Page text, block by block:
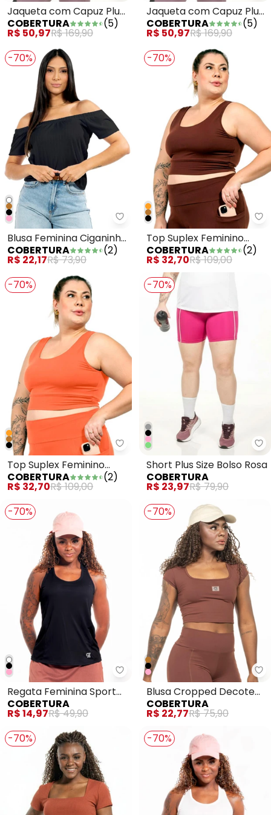
Jaqueta com Capuz Plus
Size Marrom
COBERTURA (5)
R$ 50,97R$ 169,90
Jaqueta com Capuz Plus
Size Rosa
COBERTURA (5)
R$ 50,97R$ 169,90
-70%
Cobertura - Blusa Feminina
Blusa Feminina Ciganinha
Preto
COBERTURA (2)
R$ 22,17R$ 73,90
-70%
Top Suplex Feminino
Marrom
COBERTURA (2)
R$ 32,70R$ 109,00
-70%
Cobertura - Top Suplex
Top Suplex Feminino
Laranja
COBERTURA (2)
R$ 32,70R$ 109,00
-70%
Short Plus Size Bolso Rosa
COBERTURA
R$ 23,97R$ 79,90
-70%
Regata Feminina Sport
Preto
COBERTURA
R$ 14,97R$ 49,90
-70%
Blusa Cropped Decote
Quadrado Marrom
COBERTURA
R$ 22,77R$ 75,90
-70%
-70%